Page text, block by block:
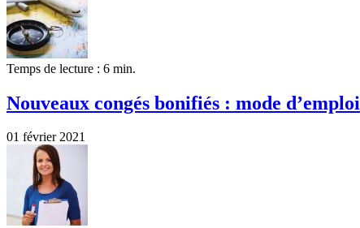
Temps de lecture : 6 min.
Nouveaux congés bonifiés : mode d’emploi
01 février 2021